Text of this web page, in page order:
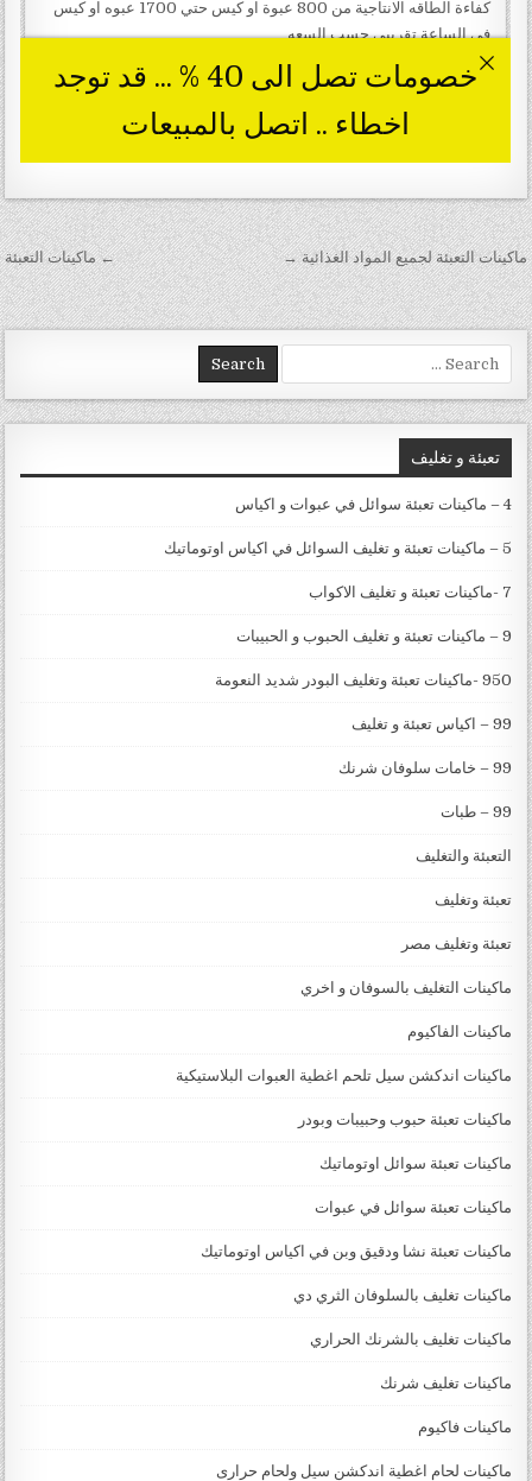
تصفّح المقالات ← ماكينات التعبئة ماكينات التعبئة لجميع المواد الغذائية →
Search for:
تعبئة و تغليف
4 – ماكينات تعبئة سوائل في عبوات و اكياس
5 – ماكينات تعبئة و تغليف السوائل في اكياس اوتوماتيك
7 -ماكينات تعبئة و تغليف الاكواب
9 – ماكينات تعبئة و تغليف الحبوب و الحبيبات
950 -ماكينات تعبئة وتغليف البودر شديد النعومة
99 – اكياس تعبئة و تغليف
99 – خامات سلوفان شرنك
99 – طبات
التعبئة والتغليف
تعبئة وتغليف
تعبئة وتغليف مصر
ماكينات التغليف بالسوفان و اخري
ماكينات الفاكيوم
ماكينات اندكشن سيل تلحم اغطية العبوات البلاستيكية
ماكينات تعبئة حبوب وحبيبات وبودر
ماكينات تعبئة سوائل اوتوماتيك
ماكينات تعبئة سوائل في عبوات
ماكينات تعبئة نشا ودقيق وبن في اكياس اوتوماتيك
ماكينات تغليف بالسلوفان الثري دي
ماكينات تغليف بالشرنك الحراري
ماكينات تغليف شرنك
ماكينات فاكيوم
ماكينات لحام اغطية اندكشن سيل ولحام حرارى